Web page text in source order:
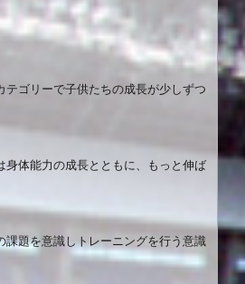
テゴリーで子供たちの成長が少しずつ
身体能力の成長とともに、もっと伸ば
課題を意識しトレーニングを行う意識